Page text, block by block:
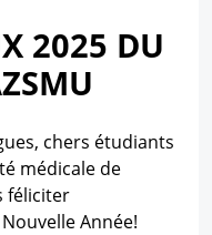
2025 DU
chers étudiants
médicale de
féliciter
Année!